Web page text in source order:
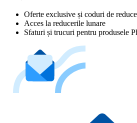
Oferte exclusive și coduri de
Acces la reducerile lunare
Sfaturi și trucuri pentru produsele